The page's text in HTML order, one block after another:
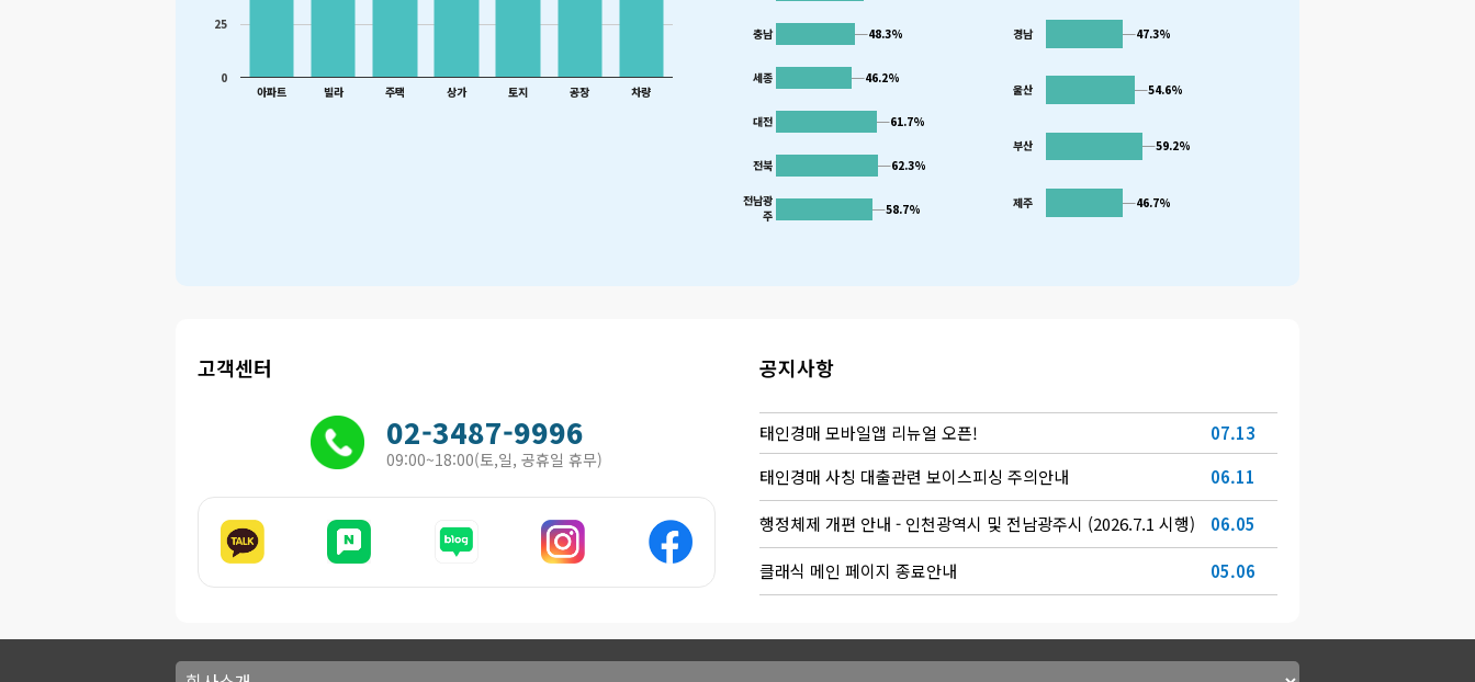
아파트 빌라 주택 상가 토지 공장 차량
0
25
충남
세종
대전
전북
전남광
주
48.3%
48.3%
46.2%
46.2%
61.7%
61.7%
62.3%
62.3%
58.7%
58.7%
경남
울산
부산
제주
47.3%
47.3%
54.6%
54.6%
59.2%
59.2%
46.7%
46.7%
고객센터
02-3487-9996
09:00~18:00(토,일, 공휴일 휴무)
공지사항
태인경매 모바일앱 리뉴얼 오픈!
07.13
태인경매 사칭 대출관련 보이스피싱 주의안내
06.11
행정체제 개편 안내 - 인천광역시 및 전남광주시 (2026.7.1 시행) 06.05
클래식 메인 페이지 종료안내 05.06